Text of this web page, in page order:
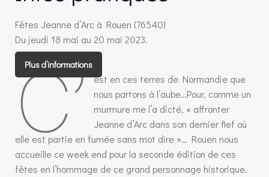
Fêtes Jeanne d’Arc à Rouen (76540)
Du jeudi 18 mai au 20 mai 2023.
Plus d’informations
C’
est en ces terres de Normandie que
nous partons à l’aube…Pour, comme un
murmure me l’a dicté, « affronter
Jeanne d’Arc dans son dernier fief où
elle est partie en fumée sans mot dire »… Rouen nous
accueille ce week end pour la seconde édition de ces
fêtes en l’hommage de ce grand personnage historique.